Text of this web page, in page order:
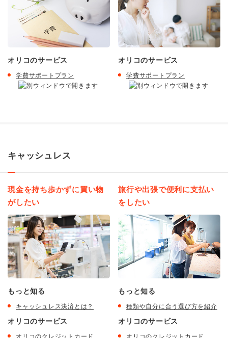
オリコのサービス
学費サポートプラン
オリコのサービス
学費サポートプラン
キャッシュレス
現金を持ち歩かずに買い物
がしたい
もっと知る
キャッシュレス決済とは？
オリコのサービス
オリコのクレジットカード
旅行や出張で便利に支払い
をしたい
もっと知る
種類や自分に合う選び方を紹介
オリコのサービス
オリコのクレジットカード